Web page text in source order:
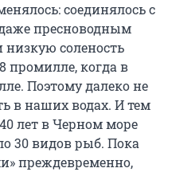
соединялось с
пресноводным
низкую соленость
промилле, когда в
Поэтому далеко не
в наших водах. И тем
лет в Черном море
30 видов рыб. Пока
преждевременно,